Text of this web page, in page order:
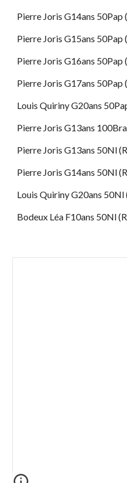
Pierre Joris G14ans 50Pap
Pierre Joris G15ans 50Pap
Pierre Joris G16ans 50Pap
Pierre Joris G17ans 50Pap
Louis Quiriny G20ans
Pierre Joris G13ans
Pierre Joris G13ans 50Nl
Pierre Joris G14ans 50Nl
Louis Quiriny G20ans
Bodeux Léa F10ans 50Nl